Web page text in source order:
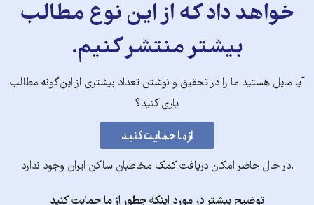
خواهد داد که از این نوع مطالب
بیشتر منتشر کنیم.
آیا مایل هستید ما را در تحقیق و نوشتن تعداد بیشتری از این‌گونه مطالب
یاری کنید؟
.در حال حاضر امکان دریافت کمک مخاطبان ساکن ایران وجود ندارد
توضیح بیشتر در مورد اینکه چطور از ما حمایت کنید